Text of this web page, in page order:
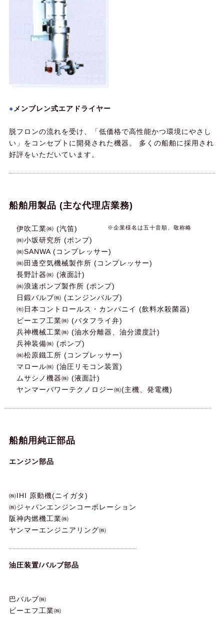
メンブレン式エアドライヤー
脱フロンの流れを受け、「低価格で高性能かつ環境にやさし
い」をコンセプトに開発された機器。 多くの船舶に採用され
好評をいただいています。
船舶用製品 (主な代理店業務)
※企業様名は五十音順、敬称略
伊吹工業㈱ (汽笛)
㈱小坂研究所 (ポンプ)
㈱SANWA (コンプレッサー)
㈱田邊空気機械製作所 (コンプレッサー)
長野計器㈱ (液面計)
㈱浪速ポンプ製作所 (ポンプ)
日鍛バルブ㈱ (エンジンバルブ)
㈲日本コントロールス・カンパニイ (飲料水殺菌器)
ビーエフ工業㈱ (バタフライ弁)
兵神機械工業㈱ (油水分離器、油分濃度計)
兵神装備㈱ (ポンプ)
㈱松原鐵工所 (コンプレッサー)
マロール㈱ (油圧リモコン装置)
ムサシノ機器㈱ (液面計)
ヤンマーパワーテクノロジー㈱(主機、発電機)
船舶用純正部品
エンジン部品
㈱IHI 原動機(ニイガタ)
㈱ジャパンエンジンコーポレーション
阪神内燃機工業㈱
ヤンマーエンジニアリング㈱
油圧装置/バルブ部品
巴バルブ㈱
ビーエフ工業㈱